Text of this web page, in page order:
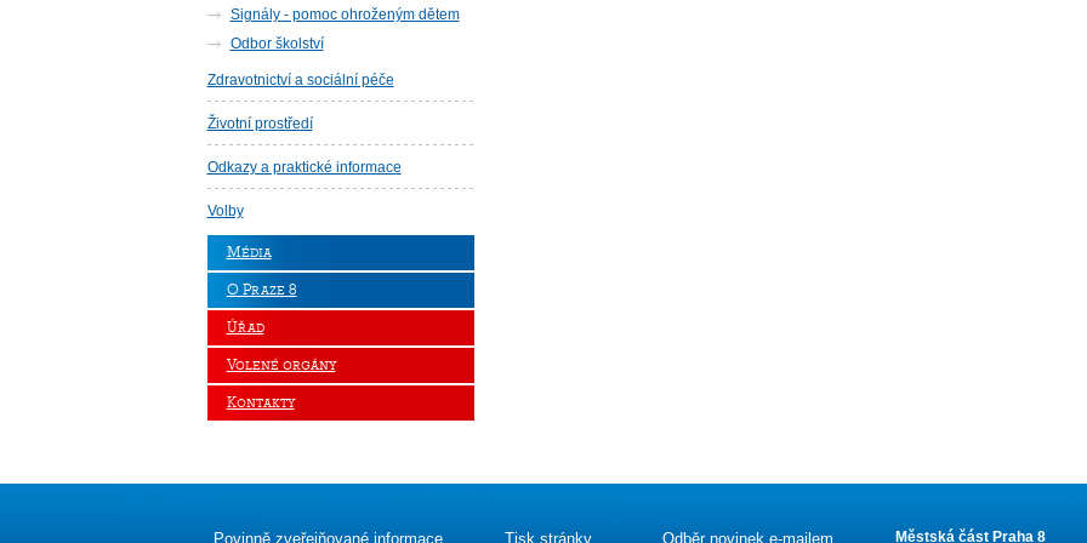
Signály - pomoc ohroženým dětem
Odbor školství
Zdravotnictví a sociální péče
Životní prostředí
Odkazy a praktické informace
Volby
Média
O Praze 8
Úřad
Volené orgány
Kontakty
Povinně zveřejňované informace Tisk stránky Odběr novinek e-mailem Městská část Praha 8